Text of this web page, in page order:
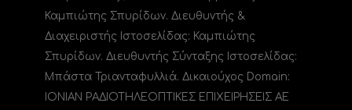
Καμπιώτης Σπυρίδων. Διευθυντής &
Διαχειριστής Ιστοσελίδας: Καμπιώτης
Σπυρίδων. Διευθυντής Σύνταξης Ιστοσελίδας:
Μπάστα Τριανταφυλλιά. Δικαιούχος Domain:
ΙΟΝΙΑΝ ΡΑΔΙΟΤΗΛΕΟΠΤΙΚΕΣ ΕΠΙΧΕΙΡΗΣΕΙΣ ΑΕ